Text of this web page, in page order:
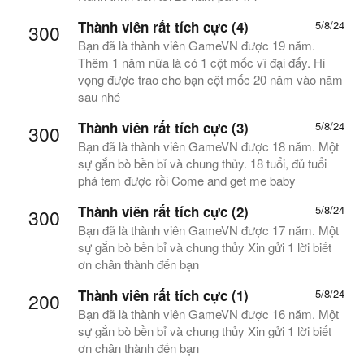
300 5/8/24
Thành viên rất tích cực (4)
Bạn đã là thành viên GameVN được 19 năm.
Thêm 1 năm nữa là có 1 cột mốc vĩ đại đấy. Hi
vọng được trao cho bạn cột mốc 20 năm vào năm
sau nhé
300 5/8/24
Thành viên rất tích cực (3)
Bạn đã là thành viên GameVN được 18 năm. Một
sự gắn bò bền bỉ và chung thủy. 18 tuổi, đủ tuổi
phá tem được rồi Come and get me baby
300 5/8/24
Thành viên rất tích cực (2)
Bạn đã là thành viên GameVN được 17 năm. Một
sự gắn bò bền bỉ và chung thủy Xin gửi 1 lời biết
ơn chân thành đến bạn
200 5/8/24
Thành viên rất tích cực (1)
Bạn đã là thành viên GameVN được 16 năm. Một
sự gắn bò bền bỉ và chung thủy Xin gửi 1 lời biết
ơn chân thành đến bạn